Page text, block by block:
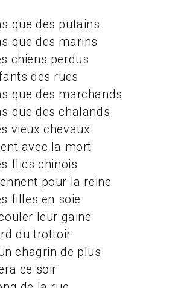
que des putains
que des marins
chiens perdus
des rues
que des marchands
que des chalands
vieux chevaux
avec la mort
flics chinois
pour la reine
filles en soie
leur gaine
du trottoir
chagrin de plus
ce soir